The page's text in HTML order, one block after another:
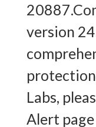
version
Labs,
Alert